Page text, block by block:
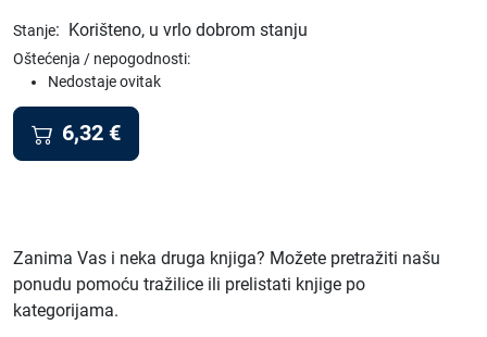
Stanje: Korišteno, u vrlo dobrom stanju
Oštećenja / nepogodnosti:
Nedostaje ovitak
6,32 €
Zanima Vas i neka druga knjiga? Možete pretražiti našu
ponudu pomoću tražilice ili prelistati knjige po
kategorijama.